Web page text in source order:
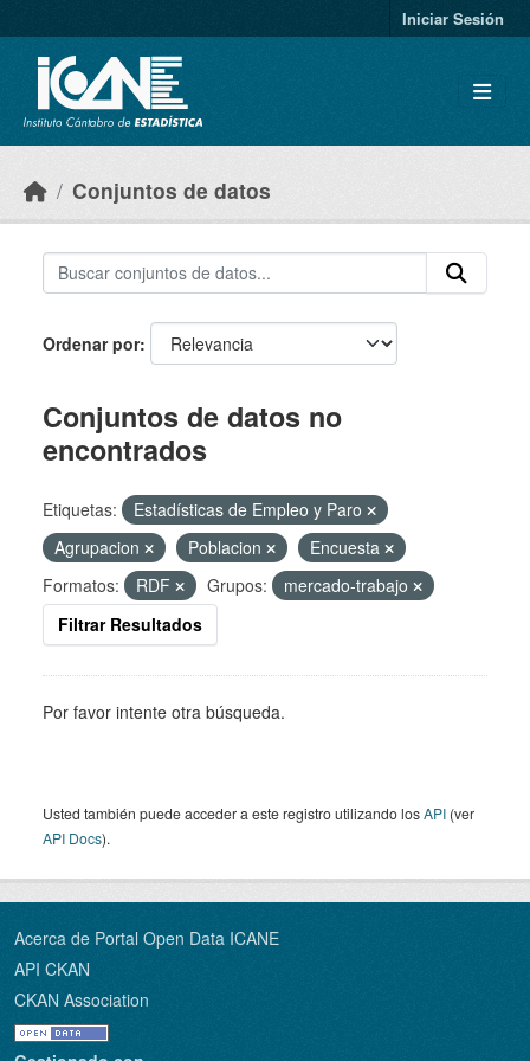
Iniciar Sesión
Conjuntos de datos
Ordenar por
Conjuntos de datos no
encontrados
Etiquetas:
Estadísticas de Empleo y Paro
Agrupacion
Poblacion
Encuesta
Formatos:
RDF Grupos:
mercado-trabajo
Filtrar Resultados
Por favor intente otra búsqueda.
Usted también puede acceder a este registro utilizando losAPI (ver
API Docs).
Acerca de Portal Open Data ICANE
API CKAN
CKAN Association